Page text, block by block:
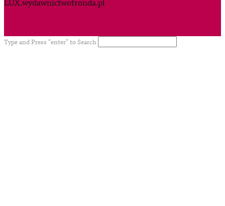
LUX.wydawnictwofronda.pl
Type and Press “enter” to Search